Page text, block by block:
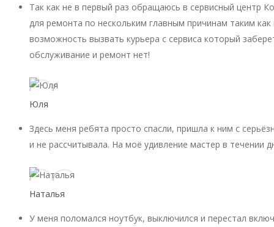
Так как не в первый раз обращаюсь в сервисный центр
для ремонта по нескольким главным причинам таким
возможность вызвать курьера с сервиса который
обслуживание и ремонт нет!
Юля
Здесь меня ребята просто спасли, пришла к ним с
и не рассчитывала. На моё удивление мастер в течении
Наталья
У меня поломался ноутбук, выключился и перестал